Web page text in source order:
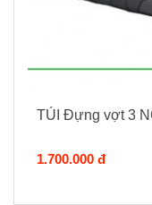
TÚI Đựng vợt 3
1.700.000 đ